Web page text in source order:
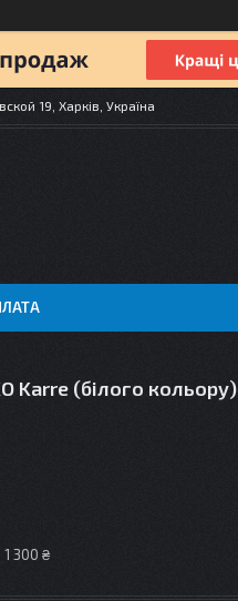
19, Харків, Україна
Karre (білого кольору)
300 ₴